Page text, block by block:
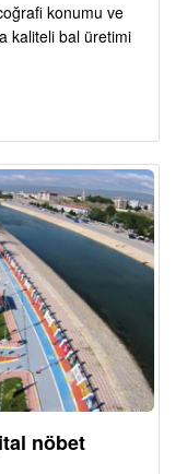
konumu ve
kaliteli bal üretimi
nöbet